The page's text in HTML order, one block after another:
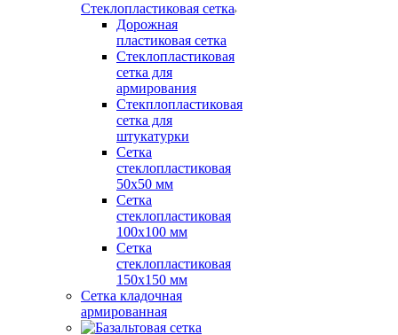
Стеклопластиковая сетка
Дорожная
пластиковая сетка
Стеклопластиковая
сетка для
армирования
Стекплопластиковая
сетка для
штукатурки
Сетка
стеклопластиковая
50x50 мм
Сетка
стеклопластиковая
100x100 мм
Сетка
стеклопластиковая
150x150 мм
Сетка кладочная
армированная